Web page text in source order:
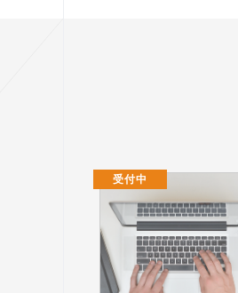
受付中